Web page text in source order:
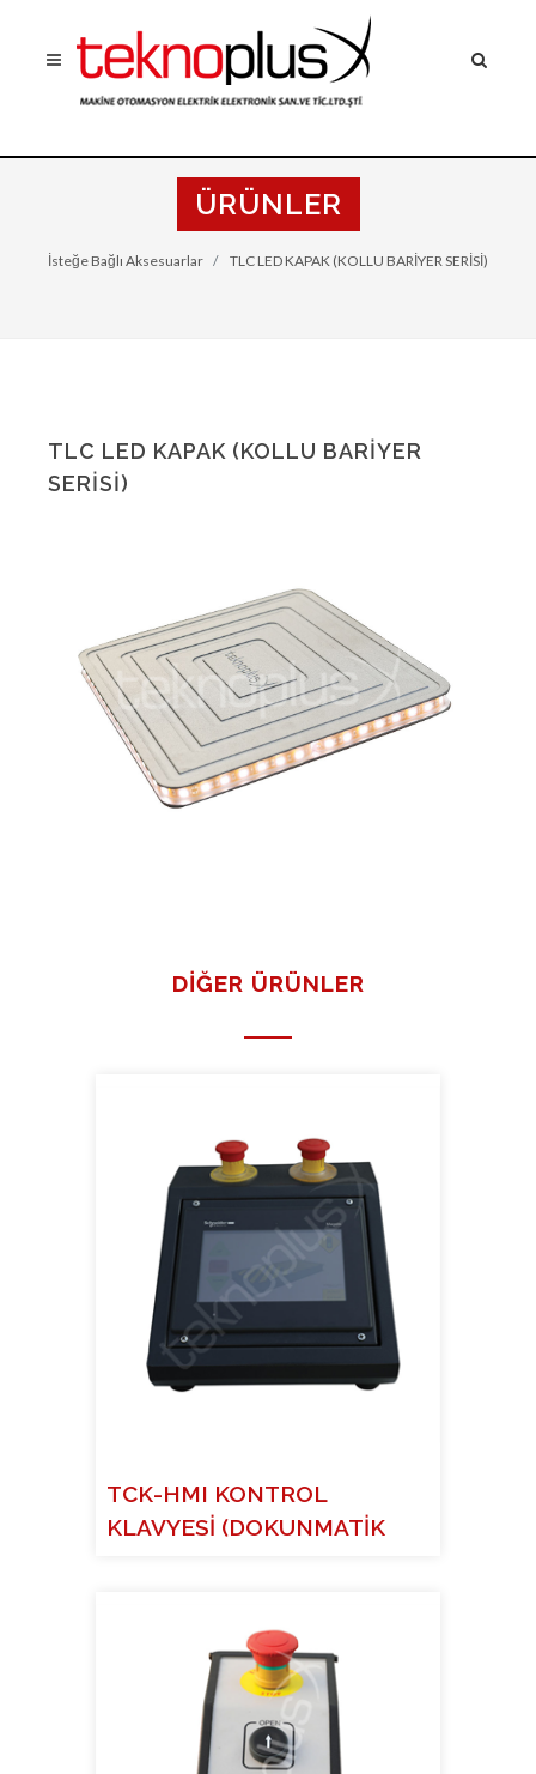
ÜRÜNLER
İsteğe Bağlı Aksesuarlar TLC LED KAPAK (KOLLU BARİYER SERİSİ)
TLC LED KAPAK (KOLLU BARİYER
SERİSİ)
DIĞER ÜRÜNLER
TCK-HMI KONTROL
KLAVYESİ (DOKUNMATİK